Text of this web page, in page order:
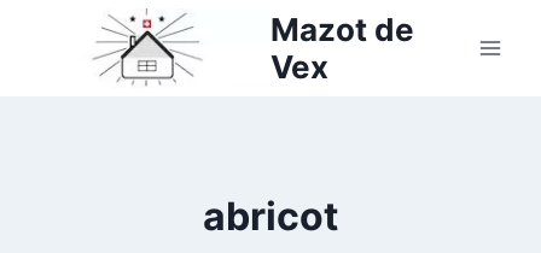
Mazot de
Vex
abricot